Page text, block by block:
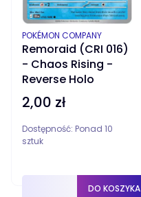
Remoraid (CRI 016)
- Chaos Rising -
Reverse Holo
PRODUCENT
POKÉMON COMPANY
Cena
2,00 zł
Dostępność: Ponad 10
sztuk
DO KOSZYKA